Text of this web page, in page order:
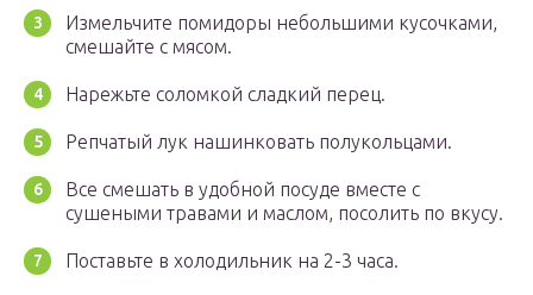
Измельчите помидоры небольшими кусочками,
смешайте с мясом.
Нарежьте соломкой сладкий перец.
Репчатый лук нашинковать полукольцами.
Все смешать в удобной посуде вместе с
сушеными травами и маслом, посолить по вкусу.
Поставьте в холодильник на 2-3 часа.